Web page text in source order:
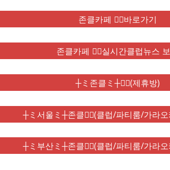
존클카페 ❤️‍🔥바로가기
존클카페 ❤️‍🔥실시간클럽뉴스
┼ミ존클ミ┼❤️‍🔥(제휴방)
┼ミ서울ミ┼존클❤️‍🔥(클럽/파티룸/가라
┼ミ부산ミ┼존클❤️‍🔥(클럽/파티룸/가라